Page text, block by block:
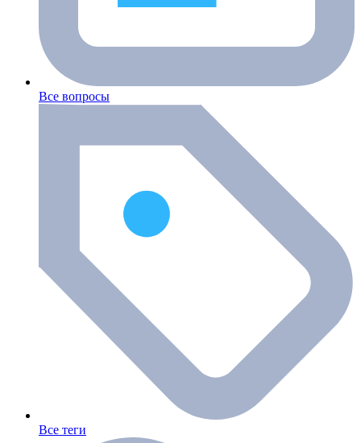
Все вопросы
Все теги